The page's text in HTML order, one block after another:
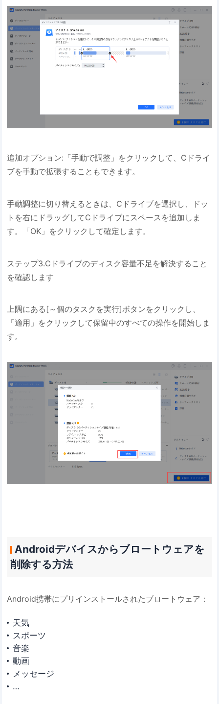
追加オプション:「手動で調整」をクリックして、Cドライ
ブを手動で拡張することもできます。
手動調整に切り替えるときは、Cドライブを選択し、ドッ
トを右にドラッグしてCドライブにスペースを追加しま
す。「OK」をクリックして確定します。
ステップ3.Cドライブのディスク容量不足を解決すること
を確認します
上隅にある[～個のタスクを実行]ボタンをクリックし、
「適用」をクリックして保留中のすべての操作を開始しま
す。
Androidデバイスからブロートウェアを
削除する方法
Android携帯にプリインストールされたブロートウェア：
天気
スポーツ
音楽
動画
メッセージ
…